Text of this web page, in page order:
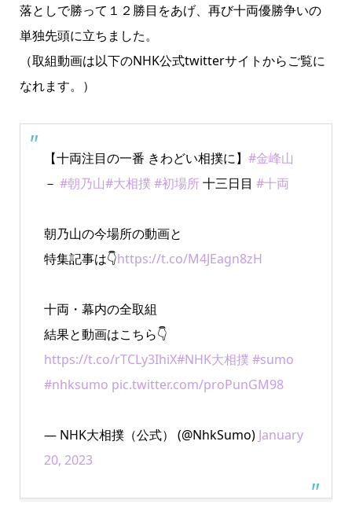
落としで勝って１２勝目をあげ、再び十両優勝争いの
単独先頭に立ちました。
（取組動画は以下のNHK公式twitterサイトからご覧に
なれます。）
【十両注目の一番 きわどい相撲に】 #金峰山
－ #朝乃山#大相撲 #初場所十三日目 #十両
朝乃山の今場所の動画と
特集記事は👇https://t.co/M4JEagn8zH
十両・幕内の全取組
結果と動画はこちら👇
https://t.co/rTCLy3IhiX#NHK大相撲 #sumo
#nhksumo pic.twitter.com/proPunGM98
— NHK大相撲（公式） (@NhkSumo) January
20, 2023